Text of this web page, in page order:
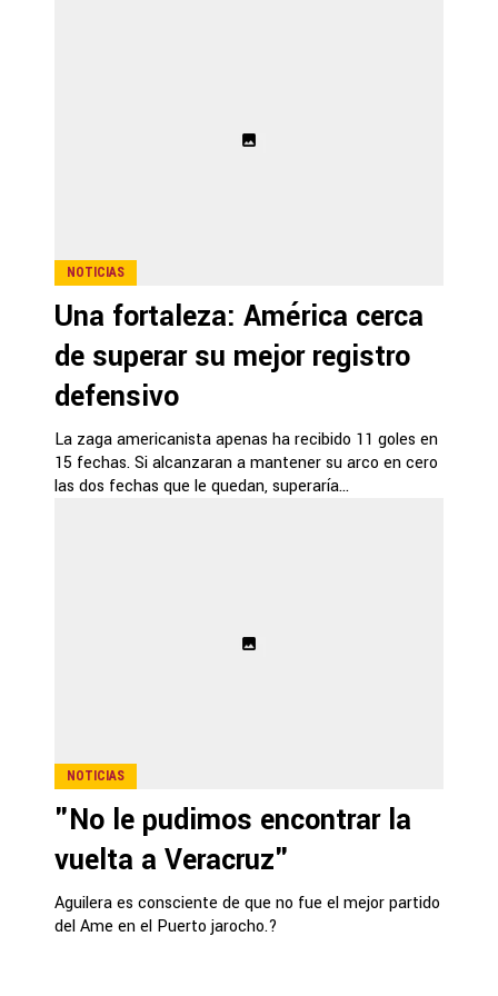
NOTICIAS
Una fortaleza: América cerca
de superar su mejor registro
defensivo
La zaga americanista apenas ha recibido 11 goles en
15 fechas. Si alcanzaran a mantener su arco en cero
las dos fechas que le quedan, superaría...
NOTICIAS
"No le pudimos encontrar la
vuelta a Veracruz"
Aguilera es consciente de que no fue el mejor partido
del Ame en el Puerto jarocho.?